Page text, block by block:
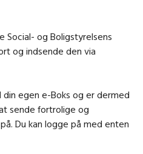
Social- og Boligstyrelsens
og indsende den via
egen e-Boks og er dermed
sende fortrolige og
Du kan logge på med enten